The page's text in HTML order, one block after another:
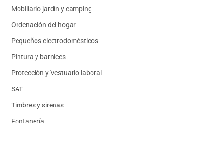
Mobiliario jardín y camping
Ordenación del hogar
Pequeños electrodomésticos
Pintura y barnices
Protección y Vestuario laboral
SAT
Timbres y sirenas
Fontanería